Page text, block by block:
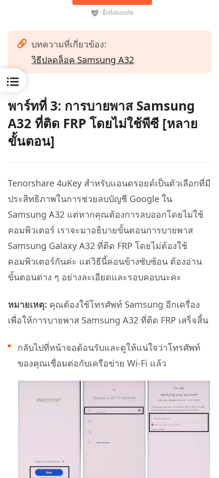
บทความที่เกี่ยวข้อง:
วิธีปลดล็อค Samsung A32
พาร์ทที่ 3: การบายพาส Samsung
A32 ที่ติด FRP โดยไม่ใช้พีซี [หลาย
ขั้นตอน]
Tenorshare 4uKey สำหรับแอนดรอยด์เป็นตัวเลือกที่มี
ประสิทธิภาพในการช่วยลบบัญชี Google ใน
Samsung A32 แต่หากคุณต้องการลบออกโดยไม่ใช้
คอมพิวเตอร์ เราจะมาอธิบายขั้นตอนการบายพาส
Samsung Galaxy A32 ที่ติด FRP โดยไม่ต้องใช้
คอมพิวเตอร์กันค่ะ แต่วิธีนี้ค่อนข้างซับซ้อน ต้องอ่าน
ขั้นตอนต่าง ๆ อย่างละเอียดและรอบคอบนะคะ
หมายเหตุ: คุณต้องใช้โทรศัพท์ Samsung อีกเครื่อง
เพื่อให้การบายพาส Samsung A32 ที่ติด FRP เสร็จสิ้น
กลับไปที่หน้าจอต้อนรับและดูให้แน่ใจว่าโทรศัพท์
ของคุณเชื่อมต่อกับเครือข่าย Wi-Fi แล้ว